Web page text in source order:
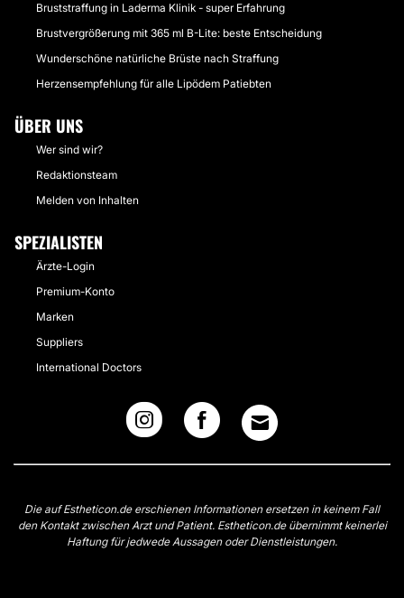
Bruststraffung in Laderma Klinik - super Erfahrung
Brustvergrößerung mit 365 ml B-Lite: beste Entscheidung
Wunderschöne natürliche Brüste nach Straffung
Herzensempfehlung für alle Lipödem Patiebten
ÜBER UNS
Wer sind wir?
Redaktionsteam
Melden von Inhalten
SPEZIALISTEN
Ärzte-Login
Premium-Konto
Marken
Suppliers
International Doctors
Die auf Estheticon.de erschienen Informationen ersetzen in keinem Fall
den Kontakt zwischen Arzt und Patient. Estheticon.de übernimmt keinerlei
Haftung für jedwede Aussagen oder Dienstleistungen.